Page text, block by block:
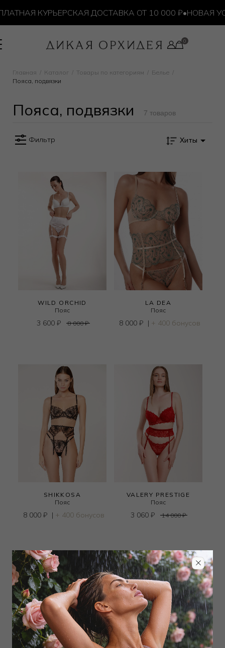
КУРЬЕРСКАЯ ДОСТАВКА ОТ 10 000 ₽•НОВАЯ
Главная Каталог Товары по категориям
Белье
Пояса, подвязки
Пояса, подвязки 7 товаров
Фильтр Хиты
WILD ORCHID
Пояс
3 600 ₽ 8 000₽
LA DEA
Пояс
8 000 ₽ | + 400 бонусов
SHIKKOSA
Пояс
8 000 ₽ | + 400 бонусов
VALERY PRESTIGE
Пояс
3 060 ₽ 14 000₽